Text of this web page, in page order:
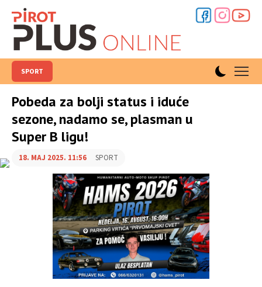
SPORT
Pobeda za bolji status i iduće
sezone, nadamo se, plasman u
Super B ligu!
18. MAJ 2025. 11:56 SPORT